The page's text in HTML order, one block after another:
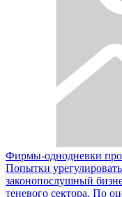
Фирмы-однодневки
Попытки
законопослушный
теневого сектора. По